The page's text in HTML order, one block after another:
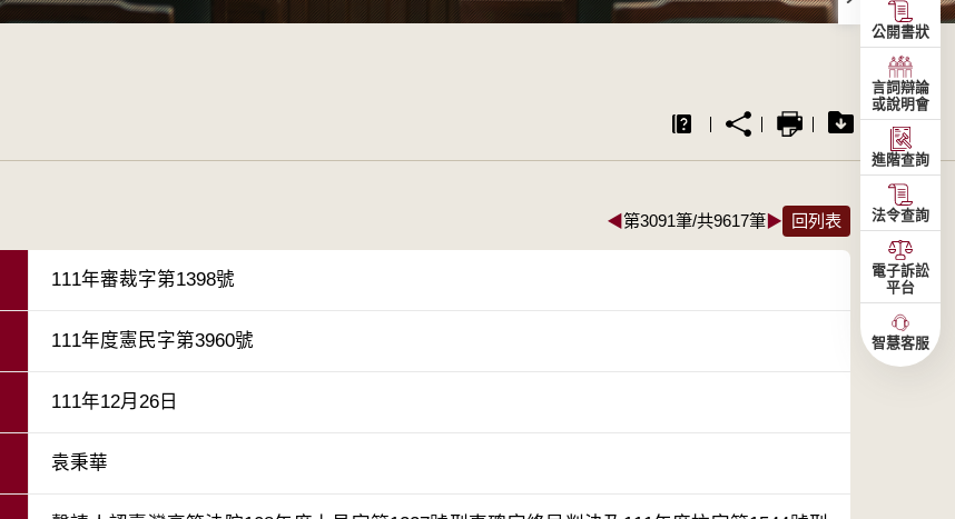
◀第3091筆/共9617筆▶ 回列表
111年審裁字第1398號
111年度憲民字第3960號
111年12月26日
袁秉華
公開書狀
言詞辯論
或說明會
進階查詢
法令查詢
電子訴訟
平台
智慧客服